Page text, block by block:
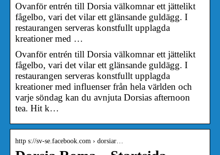
Ovanför entrén till Dorsia välkomnar ett jättelikt
fågelbo, vari det vilar ett glänsande guldägg. I
restaurangen serveras konstfullt upplagda
kreationer med …
Ovanför entrén till Dorsia välkomnar ett jättelikt
fågelbo, vari det vilar ett glänsande guldägg. I
restaurangen serveras konstfullt upplagda
kreationer med influenser från hela världen och
varje söndag kan du avnjuta Dorsias afternoon
tea. Hit k…
http s://sv-se.facebook.com › dorsiar…